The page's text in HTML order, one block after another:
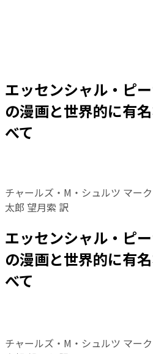
エッセンシャル・ピ
の漫画と世界的に有
べて
チャールズ・M・シュルツ マー
太郎 望月索 訳
エッセンシャル・ピ
の漫画と世界的に有
べて
チャールズ・M・シュルツ マー